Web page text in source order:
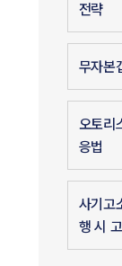
전략
무자본
오토리
응법
사기고
행 시